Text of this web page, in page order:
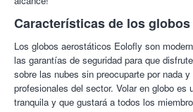
el punto de salida del vuelo, en el centro
solo 500 metros del famoso acueducto y
Ofrece WiFi gratuita y una cafetería
habitaciones son exteriores y algunas
Presentan una decoración alegre y
madera.
Características de los
Los globos aerostáticos Eolofly son
las garantías de seguridad para que
sobre las nubes sin preocuparte por nada
profesionales del sector. Volar en globo es
tranquila y que gustará a todos los